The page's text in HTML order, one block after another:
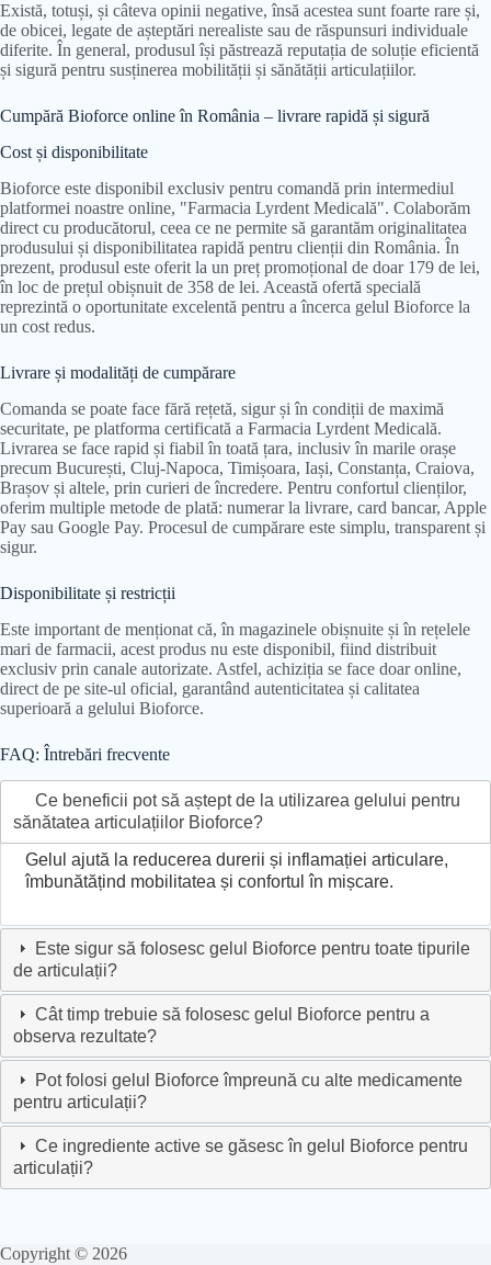
Există, totuși, și câteva opinii negative, însă acestea sunt foarte rare și,
de obicei, legate de așteptări nerealiste sau de răspunsuri individuale
diferite. În general, produsul își păstrează reputația de soluție eficientă
și sigură pentru susținerea mobilității și sănătății articulațiilor.
Cumpără Bioforce online în România – livrare rapidă și sigură
Cost și disponibilitate
Bioforce este disponibil exclusiv pentru comandă prin intermediul
platformei noastre online, "Farmacia Lyrdent Medicală". Colaborăm
direct cu producătorul, ceea ce ne permite să garantăm originalitatea
produsului și disponibilitatea rapidă pentru clienții din România. În
prezent, produsul este oferit la un preț promoțional de doar 179 de lei,
în loc de prețul obișnuit de 358 de lei. Această ofertă specială
reprezintă o oportunitate excelentă pentru a încerca gelul Bioforce la
un cost redus.
Livrare și modalități de cumpărare
Comanda se poate face fără rețetă, sigur și în condiții de maximă
securitate, pe platforma certificată a Farmacia Lyrdent Medicală.
Livrarea se face rapid și fiabil în toată țara, inclusiv în marile orașe
precum București, Cluj-Napoca, Timișoara, Iași, Constanța, Craiova,
Brașov și altele, prin curieri de încredere. Pentru confortul clienților,
oferim multiple metode de plată: numerar la livrare, card bancar, Apple
Pay sau Google Pay. Procesul de cumpărare este simplu, transparent și
sigur.
Disponibilitate și restricții
Este important de menționat că, în magazinele obișnuite și în rețelele
mari de farmacii, acest produs nu este disponibil, fiind distribuit
exclusiv prin canale autorizate. Astfel, achiziția se face doar online,
direct de pe site-ul oficial, garantând autenticitatea și calitatea
superioară a gelului Bioforce.
FAQ: Întrebări frecvente
Ce beneficii pot să aștept de la utilizarea gelului pentru
sănătatea articulațiilor Bioforce?
Gelul ajută la reducerea durerii și inflamației articulare,
îmbunătățind mobilitatea și confortul în mișcare.
Este sigur să folosesc gelul Bioforce pentru toate tipurile
de articulații?
Cât timp trebuie să folosesc gelul Bioforce pentru a
observa rezultate?
Pot folosi gelul Bioforce împreună cu alte medicamente
pentru articulații?
Ce ingrediente active se găsesc în gelul Bioforce pentru
articulații?
Copyright © 2026